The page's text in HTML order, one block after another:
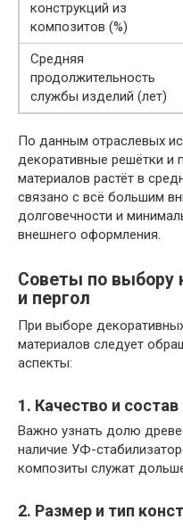
конструкций из
композитов (%)
Средняя
продолжительность
службы изделий (лет)
По данным отраслевых
декоративные решётки и
материалов растёт в
связано с всё большим
долговечности и
внешнего оформления.
Советы по выбору
и пергол
При выборе
материалов следует
аспекты:
1. Качество и
Важно узнать долю
наличие УФ-
композиты служат
2. Размер и тип